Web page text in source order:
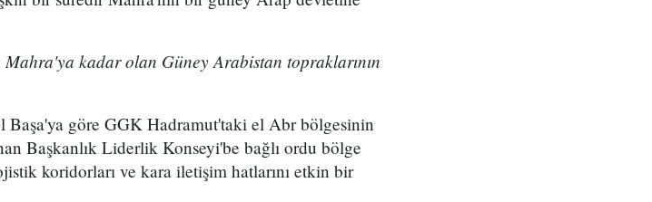
kadar olan Güney Arabistan topraklarının
Başa'ya göre GGK Hadramut'taki el Abr bölgesinin
Başkanlık Liderlik Konseyi'be bağlı ordu bölge
koridorları ve kara iletişim hatlarını etkin bir